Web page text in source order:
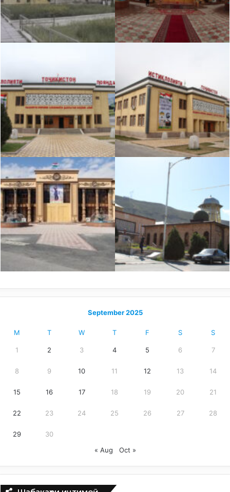
September 2025
M T W T F S S
1 2 3 4 5 6 7
8 9 10 11 12 13 14
15 16 17 18 19 20 21
22 23 24 25 26 27 28
29
30
« Aug
Oct »